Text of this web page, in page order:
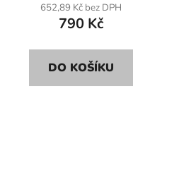
652,89 Kč bez DPH
790 Kč
DO KOŠÍKU